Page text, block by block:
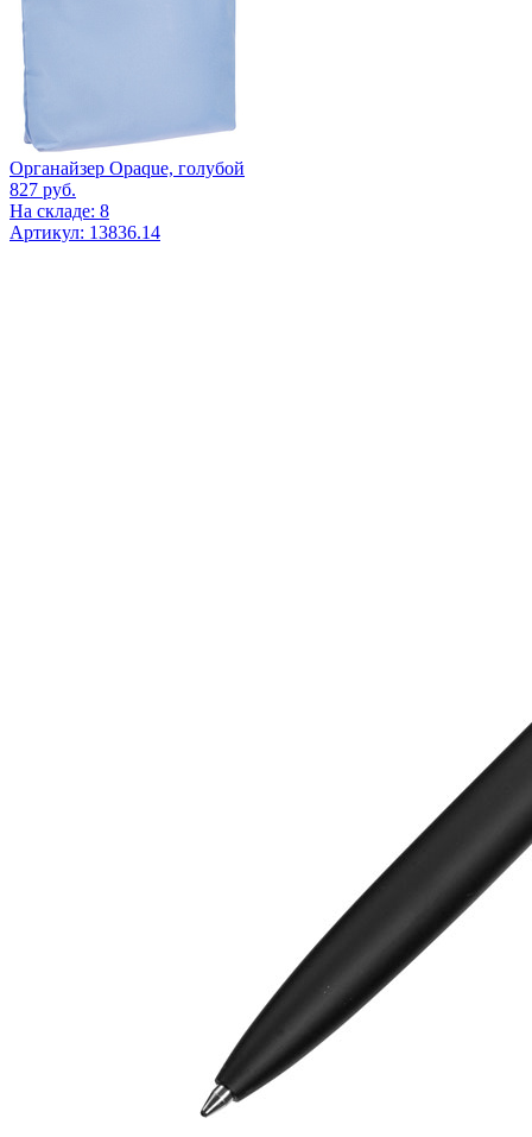
Органайзер Opaque, голубой
827 руб.
На складе: 8
Артикул: 13836.14